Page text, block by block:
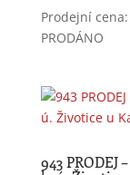
Prodejní
PRODÁNO
943 PRODEJ
Analytické
cookies
umožňují
měření
a našich